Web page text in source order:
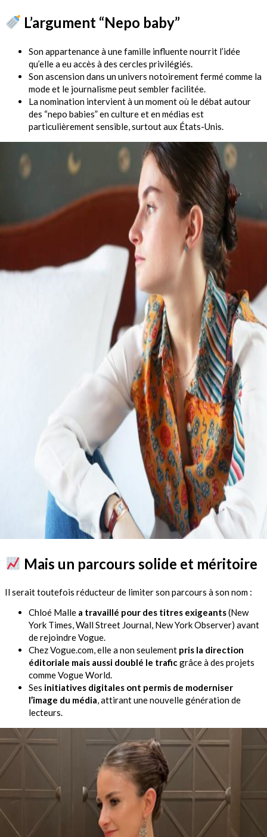
L’argument “Nepo baby”
Son appartenance à une famille influente nourrit l’idée
qu’elle a eu accès à des cercles privilégiés.
Son ascension dans un univers notoirement fermé comme la
mode et le journalisme peut sembler facilitée.
La nomination intervient à un moment où le débat autour
des “nepo babies” en culture et en médias est
particulièrement sensible, surtout aux États-Unis.
Mais un parcours solide et méritoire
Il serait toutefois réducteur de limiter son parcours à son nom :
Chloé Malle a travaillé pour des titres exigeants(New
York Times, Wall Street Journal, New York Observer) avant
de rejoindre Vogue.
Chez Vogue.com, elle a non seulement pris la direction
éditoriale mais aussi doublé le traficgrâce à des projets
comme Vogue World.
Ses initiatives digitales ont permis de moderniser
l’image du média, attirant une nouvelle génération de
lecteurs.